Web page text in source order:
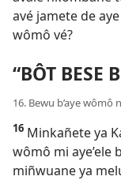
avé jamete de
wômô vé?
“BÔT BESE
16. Bewu b’aye wômô
16 Minkañete ya
wômô mi aye’ele
miñwuane ya